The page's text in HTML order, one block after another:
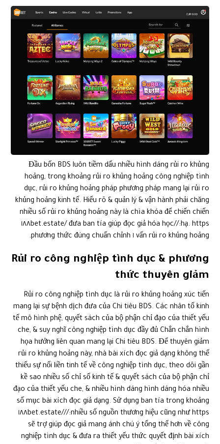
Đầu bốn BDS luôn tiềm dấu nhiều hình dáng rủi ro khủng
hoảng, trong khoảng rủi ro khủng hoảng công nghiệp tình
dục, rủi ro khủng hoảng pháp phương pháp mang lại rủi ro
khủng hoảng kinh tế. Hiểu rõ & quản lý & vận hành phải chăng
nhiều số rủi ro khủng hoảng này là chìa khóa để chiến chiến
hạ. https://١٨٨bet.estate/ đưa ban tía giúp đọc giả hóa học
vấn rủi ro khủng hoảng ١ phương thức đúng chuẩn chỉnh.
Rủi ro công nghiệp tình dục & phương
thức thuyên giảm
Rủi ro công nghiệp tình dục là rủi ro khủng hoảng xúc tiến
mang lại sự bệnh dịch đưa của Chi tiêu BDS. Các nhân tố kinh
tế mô hình phệ, quyết sách của bộ phận chỉ đạo của thiết yếu
che, & suy nghĩ công nghiệp tình dục đầy đủ Chắn chắn hình
họa hưởng liên quan mang lại Chi tiêu BDS. Để thuyên giảm
rủi ro khủng hoảng này, nhà bài xích đọc giả dạng không thể
thiếu sự nối liền tinh tế về công nghiệp tình dục, theo dõi gần
kề sao nhiều số chỉ số kinh tế & quyết sách của bộ phận chỉ
đạo của thiết yếu che, & nhiều hình dáng hình dáng hóa nhiều
số mục bài xích đọc giả dạng. Sử dụng ban tía trong khoảng
nhiều số nguồn thương hiệu cũng như https://١٨٨bet.estate/
sẽ trợ giúp đọc giả mang ánh chú ý tổng thể hơn về công
nghiệp tình dục & đưa ra thiết yếu thức quyết định bài xích